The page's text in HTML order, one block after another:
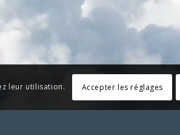
leur utilisation. Accepter les réglages